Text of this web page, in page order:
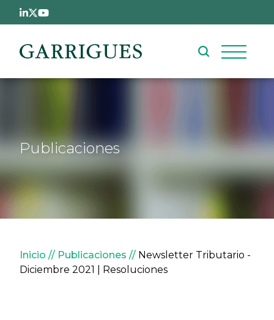
Pasar al contenido principal
Publicaciones
Sobrescribir enlaces de
Inicio Publicaciones
Newsletter Tributario -
Diciembre 2021 | Resoluciones